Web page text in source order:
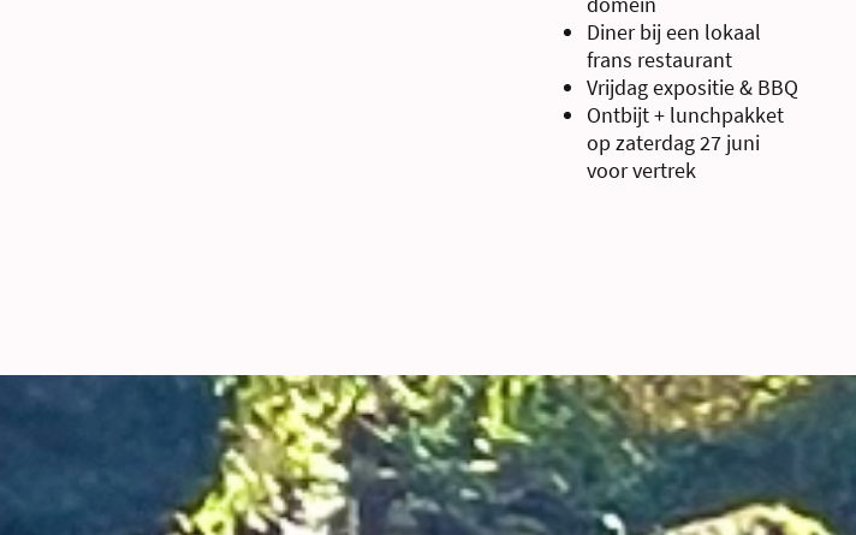
Diner bij een lokaal
frans restaurant
Vrijdag expositie & BBQ
Ontbijt + lunchpakket
op zaterdag 27 juni
voor vertrek